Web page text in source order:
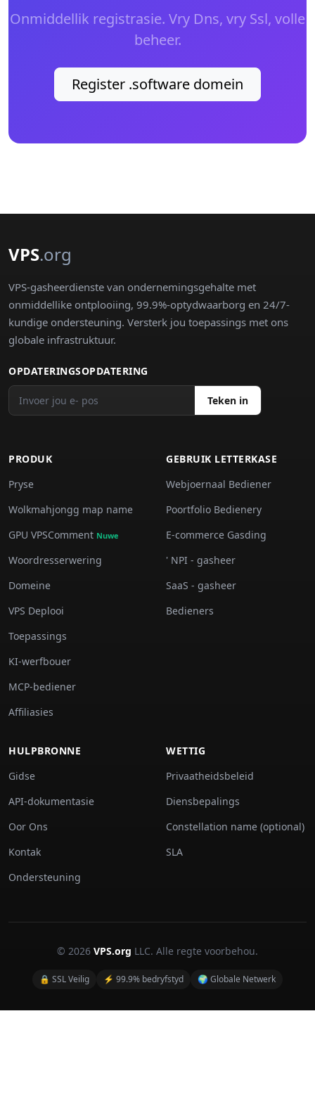
Onmiddellik registrasie. Vry Dns, vry Ssl, volle
beheer.
Register .software domein
VPS.org
VPS-gasheerdienste van ondernemingsgehalte met
onmiddellike ontplooiing, 99.9%-optydwaarborg en 24/7-
kundige ondersteuning. Versterk jou toepassings met ons
globale infrastruktuur.
OPDATERINGSOPDATERING
Teken in
PRODUK
Pryse
Wolkmahjongg map name
GPU VPSComment Nuwe
Woordresserwering
Domeine
VPS Deplooi
Toepassings
KI-werfbouer
MCP-bediener
Affiliasies
GEBRUIK LETTERKASE
Webjoernaal Bediener
Poortfolio Bedienery
E-commerce Gasding
' NPI - gasheer
SaaS - gasheer
Bedieners
HULPBRONNE
Gidse
API-dokumentasie
Oor Ons
Kontak
Ondersteuning
WETTIG
Privaatheidsbeleid
Diensbepalings
Constellation name (optional)
SLA
© 2026 VPS.org LLC. Alle regte voorbehou.
🔒 SSL Veilig ⚡ 99.9% bedryfstyd 🌍 Globale Netwerk